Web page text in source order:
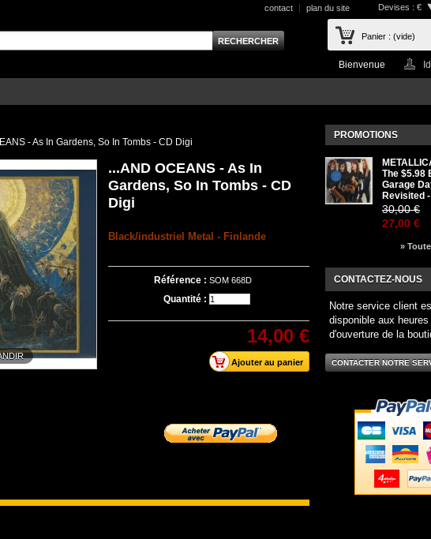
Devises : €
contact plan du site
Panier : (vide)
Bienvenue
- As In Gardens, So In Tombs - CD Digi
...AND OCEANS - As In
Gardens, So In Tombs - CD
Digi
Black/industriel Metal - Finlande
Référence : SOM 668D
Quantité :
14,00 €
PROMOTIONS
The $5.98
Garage
Revisited
30,00 €
27,00 €
»
CONTACTEZ-NOUS
Notre service client
disponible aux heures
d'ouverture de la
CONTACTER NOTRE